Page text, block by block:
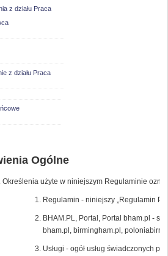
z działu Praca
z działu Praca
Ogólne
Określenia użyte w niniejszym Regulaminie
Regulamin - niniejszy „Regulamin
BHAM.PL, Portal, Portal bham.pl -
bham.pl, birmingham.pl,
Usługi - ogół usług świadczonych